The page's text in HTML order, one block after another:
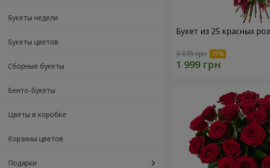
Букеты недели
Букеты цветов
Сборные букеты
Бенто-букеты
Цветы в коробке
Корзины цветов
Подарки
Букет из 25 красных роз
3 075 грн